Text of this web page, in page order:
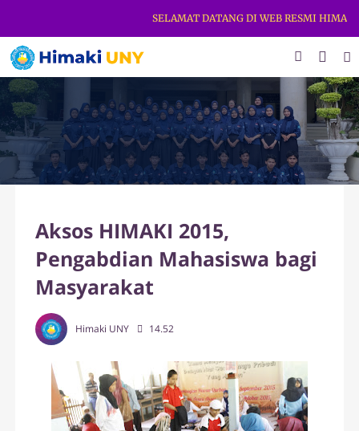
SELAMAT DATANG DI WEB RESMI HIMAKI
Aksos HIMAKI 2015,
Pengabdian Mahasiswa bagi
Masyarakat
Himaki UNY 14.52